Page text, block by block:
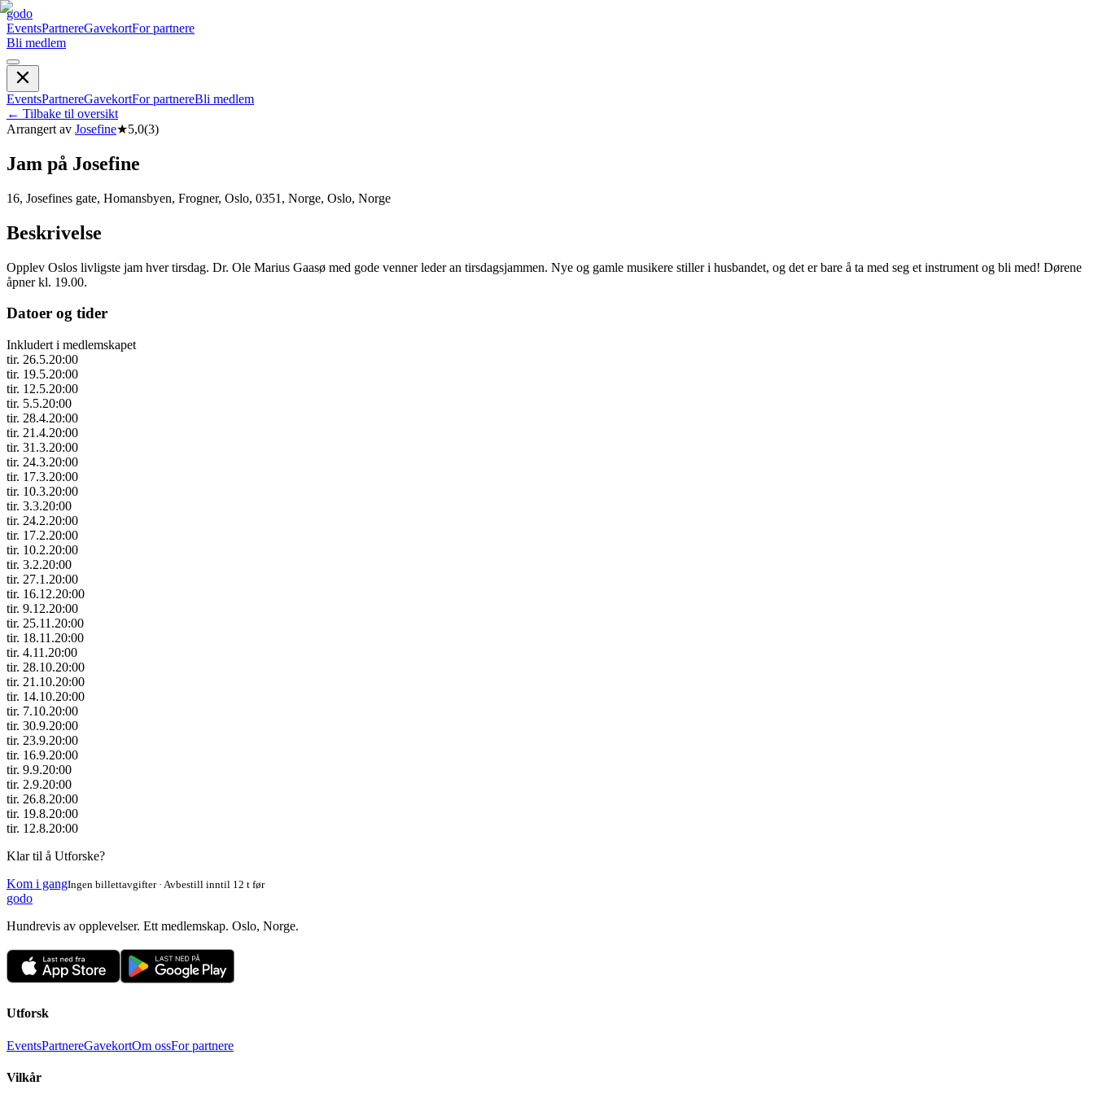
godo
EventsPartnereGavekortFor partnere
Bli medlem
EventsPartnereGavekortFor partnereBli medlem
← Tilbake til oversikt
Arrangert av Josefine★5,0(3)
Jam på Josefine
16, Josefines gate, Homansbyen, Frogner, Oslo, 0351, Norge, Oslo, Norge
Beskrivelse
Opplev Oslos livligste jam hver tirsdag. Dr. Ole Marius Gaasø med gode venner leder an tirsdagsjammen. Nye og gamle musikere stiller i husbandet, og det er bare å ta med seg et instrument og bli med! Dørene
åpner kl. 19.00.
Datoer og tider
Inkludert i medlemskapet
tir. 26.5.20:00
tir. 19.5.20:00
tir. 12.5.20:00
tir. 5.5.20:00
tir. 28.4.20:00
tir. 21.4.20:00
tir. 31.3.20:00
tir. 24.3.20:00
tir. 17.3.20:00
tir. 10.3.20:00
tir. 3.3.20:00
tir. 24.2.20:00
tir. 17.2.20:00
tir. 10.2.20:00
tir. 3.2.20:00
tir. 27.1.20:00
tir. 16.12.20:00
tir. 9.12.20:00
tir. 25.11.20:00
tir. 18.11.20:00
tir. 4.11.20:00
tir. 28.10.20:00
tir. 21.10.20:00
tir. 14.10.20:00
tir. 7.10.20:00
tir. 30.9.20:00
tir. 23.9.20:00
tir. 16.9.20:00
tir. 9.9.20:00
tir. 2.9.20:00
tir. 26.8.20:00
tir. 19.8.20:00
tir. 12.8.20:00
Klar til å Utforske?
Kom i gangIngen billettavgifter · Avbestill inntil 12 t før
godo
Hundrevis av opplevelser. Ett medlemskap. Oslo, Norge.
Utforsk
EventsPartnereGavekortOm ossFor partnere
Vilkår